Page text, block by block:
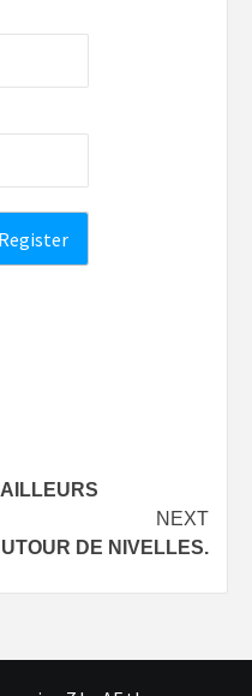
NEXT
DE NIVELLES.